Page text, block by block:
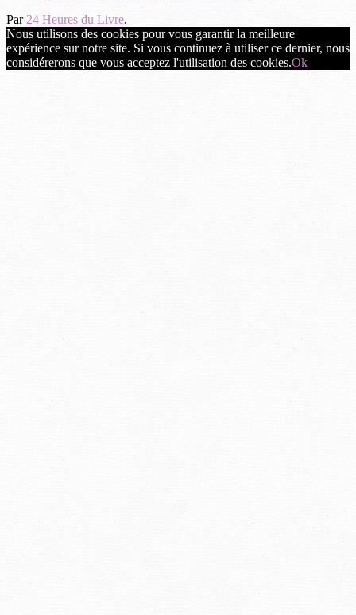
Par 24 Heures du Livre.
Nous utilisons des cookies pour vous garantir la meilleure
expérience sur notre site. Si vous continuez à utiliser ce dernier, nous
considérerons que vous acceptez l'utilisation des cookies.Ok